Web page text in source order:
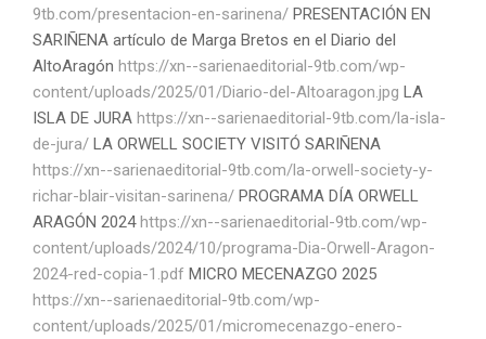
9tb.com/presentacion-en-sarinena/ PRESENTACIÓN EN
SARIÑENA artículo de Marga Bretos en el Diario del
AltoAragón https://xn--sarienaeditorial-9tb.com/wp-
content/uploads/2025/01/Diario-del-Altoaragon.jpg LA
ISLA DE JURA https://xn--sarienaeditorial-9tb.com/la-isla-
de-jura/ LA ORWELL SOCIETY VISITÓ SARIÑENA
https://xn--sarienaeditorial-9tb.com/la-orwell-society-y-
richar-blair-visitan-sarinena/ PROGRAMA DÍA ORWELL
ARAGÓN 2024https://xn--sarienaeditorial-9tb.com/wp-
content/uploads/2024/10/programa-Dia-Orwell-Aragon-
2024-red-copia-1.pdf MICRO MECENAZGO 2025
https://xn--sarienaeditorial-9tb.com/wp-
content/uploads/2025/01/micromecenazgo-enero-